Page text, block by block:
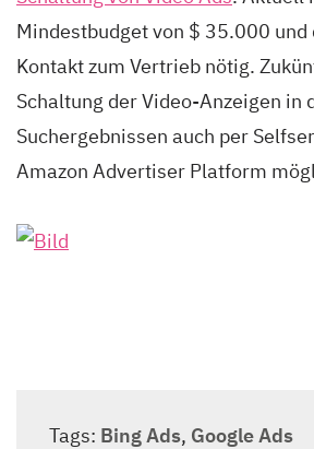
Mindestbudget von $ 35.000 und
Kontakt zum Vertrieb nötig.
Schaltung der Video-Anzeigen in
Suchergebnissen auch per
Amazon Advertiser Platform
Tags: Bing Ads, Google Ads